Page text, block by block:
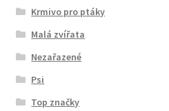
Krmivo pro ptáky
Malá zvířata
Nezařazené
Psi
Top značky